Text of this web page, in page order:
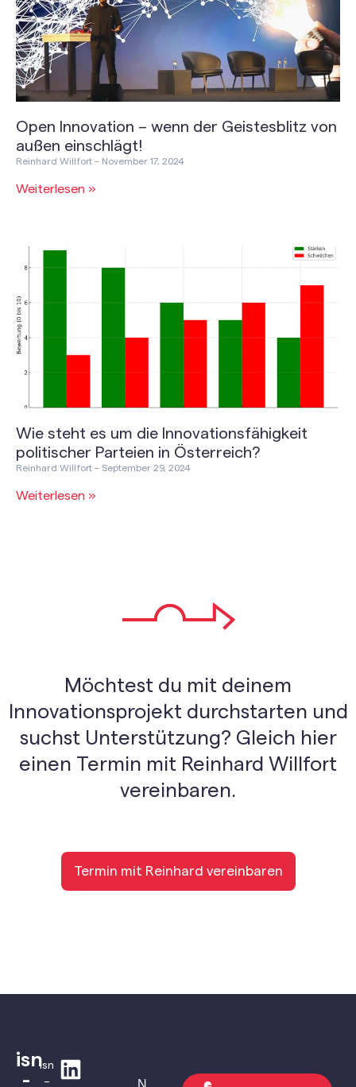
Open Innovation – wenn der Geistesblitz von
außen einschlägt!
Reinhard Willfort November 17, 2024
Weiterlesen »
Wie steht es um die Innovationsfähigkeit
politischer Parteien in Österreich?
Reinhard Willfort September 29, 2024
Weiterlesen »
Möchtest du mit deinem
Innovationsprojekt durchstarten und
suchst Unterstützung? Gleich hier
einen Termin mit Reinhard Willfort
vereinbaren.
Termin mit Reinhard vereinbaren
isn
-
isn
–